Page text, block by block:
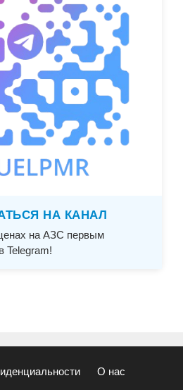
НА КАНАЛ
на АЗС первым
в Telegram!
О нас